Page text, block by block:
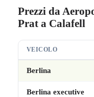
Prezzi da
Prat a Calafell
VEICOLO
Berlina
Berlina executive